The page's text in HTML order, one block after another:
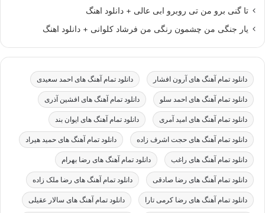
تا گنی برو من تی روبرو ابی عالی + دانلود اهنگ
یار جنگی من چشمون رنگی من فرشاد کلوانی + دانلود اهنگ
دانلود تمام آهنگ های آرون افشار دانلود تمام آهنگ های احمد سعیدی
دانلود تمام آهنگ های احمد سلو دانلود تمام آهنگ های افشین آذری
دانلود تمام آهنگ های امید آمری دانلود تمام آهنگ های ایوان بند
دانلود تمام آهنگ های حجت اشرف زاده دانلود تمام آهنگ های حمید هیراد
دانلود تمام آهنگ های راغب دانلود تمام آهنگ های رضا بهرام
دانلود تمام آهنگ های رضا صادقی دانلود تمام آهنگ های رضا ملک زاده
دانلود تمام آهنگ های رضا کرمی تارا دانلود تمام آهنگ های سالار عقیلی